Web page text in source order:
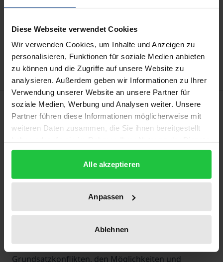
Diese Webseite verwendet Cookies
Wir verwenden Cookies, um Inhalte und Anzeigen zu
personalisieren, Funktionen für soziale Medien anbieten
zu können und die Zugriffe auf unsere Website zu
analysieren. Außerdem geben wir Informationen zu Ihrer
Verwendung unserer Website an unsere Partner für
soziale Medien, Werbung und Analysen weiter. Unsere
Partner führen diese Informationen möglicherweise mit
weiteren Daten zusammen, die Sie ihnen bereitgestellt
gesammelt haben.
Alle akzeptieren
Anpassen
Ablehnen
In den Warenkorb
Zur Wunschliste hinzufügen
Hinweise zu Versandkosten
Beschreibung
Brisante Fälle, Krisen, Skandale und vielfältige
Diskussionen – Das Verhältnis von
Staatsanwaltschaft und Medien ist seit über 100
Entwicklungsgeschichte von den Anfängen bis zur
Gegenwart auf und analysiert die Beziehungen aus
den unterschiedlichen Perspektiven samt
Herausschälung von systemischen
Grundsatzkonflikten, den Möglichkeiten und